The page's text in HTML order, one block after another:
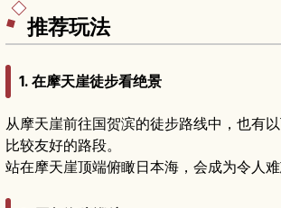
推荐玩法
1. 在摩天崖徒步看绝景
从摩天崖前往国贺滨的徒步路线中，也有
比较友好的路段。
站在摩天崖顶端俯瞰日本海，会成为令人难